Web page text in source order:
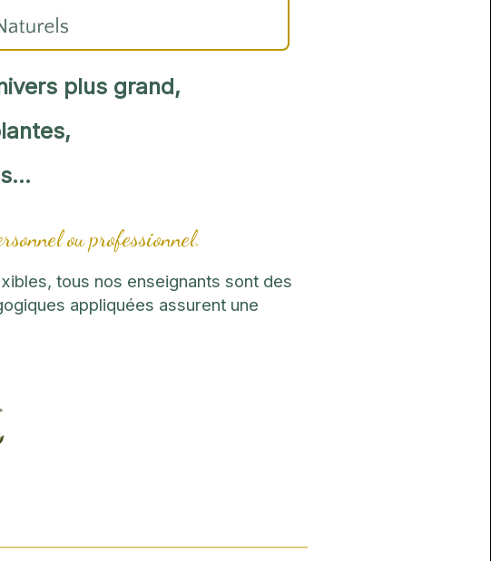
plus grand,
ou professionnel.
tous nos enseignants sont des
appliquées assurent une